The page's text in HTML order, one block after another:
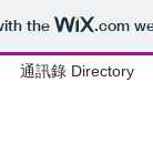
the .com
通訊錄 Directory